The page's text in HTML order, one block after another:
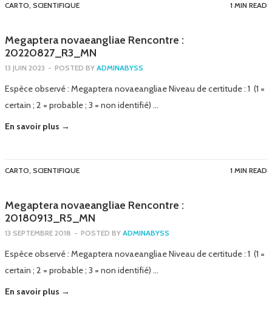
CARTO, SCIENTIFIQUE 1 MIN READ
Megaptera novaeangliae Rencontre :
20220827_R3_MN
13 JUIN 2023 - POSTED BY ADMINABYSS
Espèce observé : Megaptera novaeangliae Niveau de certitude : 1 (1 =
certain ; 2 = probable ; 3 = non identifié) …
En savoir plus →
CARTO, SCIENTIFIQUE 1 MIN READ
Megaptera novaeangliae Rencontre :
20180913_R5_MN
13 SEPTEMBRE 2018 - POSTED BY ADMINABYSS
Espèce observé : Megaptera novaeangliae Niveau de certitude : 1 (1 =
certain ; 2 = probable ; 3 = non identifié) …
En savoir plus →